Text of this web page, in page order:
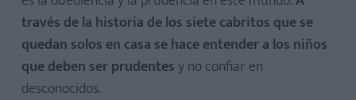
través de la historia de los siete cabritos que se
quedan solos en casa se hace entender a los niños
que deben ser prudentesy no confiar en
desconocidos.